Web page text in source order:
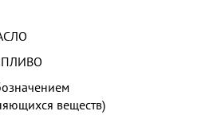
веществ)